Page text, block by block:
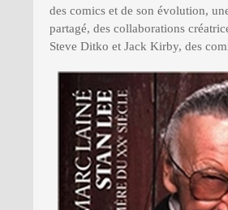
des comics et de son évolution,
partagé, des collaborations
Steve Ditko et Jack Kirby, des